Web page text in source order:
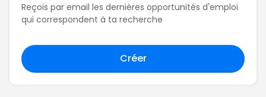
Reçois par email les dernières opportunités d'emploi
qui correspondent à ta recherche
Créer